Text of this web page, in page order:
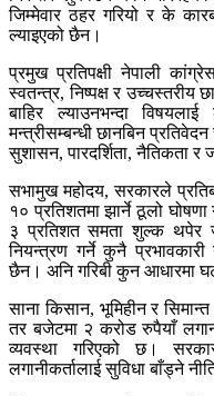
जिम्मेवार ठहर गरियो र के
ल्याइएको छैन।
प्रमुख प्रतिपक्षी नेपाली
स्वतन्त्र, निष्पक्ष र उच्चस्तरीय
बाहिर ल्याउनभन्दा
मन्त्रीसम्बन्धी छानबिन
सुशासन, पारदर्शिता, नैतिकता र
सभामुख महोदय, सरकारले
१० प्रतिशतमा झार्ने ठूलो
३ प्रतिशत समता शुल्क थपेर
नियन्त्रण गर्ने कुनै
छैन। अनि गरिबी कुन आधारमा
साना किसान, भूमिहीन र
तर बजेटमा २ करोड रुपैयाँ
व्यवस्था गरिएको छ।
लगानीकर्तालाई सुविधा बाँड्ने